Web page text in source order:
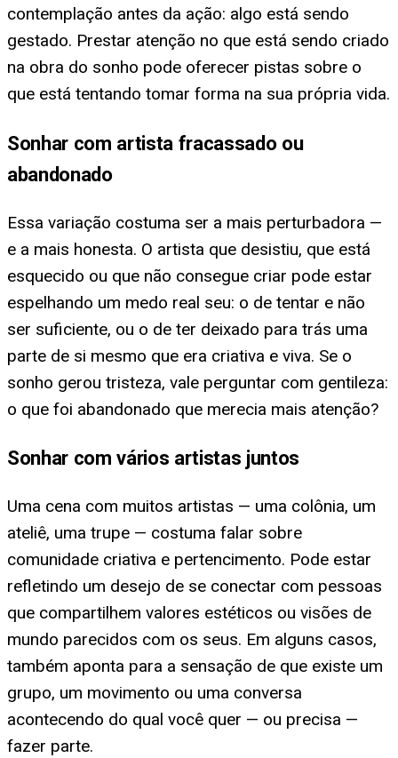
contemplação antes da ação: algo está sendo
gestado. Prestar atenção no que está sendo criado
na obra do sonho pode oferecer pistas sobre o
que está tentando tomar forma na sua própria vida.
Sonhar com artista fracassado ou
abandonado
Essa variação costuma ser a mais perturbadora —
e a mais honesta. O artista que desistiu, que está
esquecido ou que não consegue criar pode estar
espelhando um medo real seu: o de tentar e não
ser suficiente, ou o de ter deixado para trás uma
parte de si mesmo que era criativa e viva. Se o
sonho gerou tristeza, vale perguntar com gentileza:
o que foi abandonado que merecia mais atenção?
Sonhar com vários artistas juntos
Uma cena com muitos artistas — uma colônia, um
ateliê, uma trupe — costuma falar sobre
comunidade criativa e pertencimento. Pode estar
refletindo um desejo de se conectar com pessoas
que compartilhem valores estéticos ou visões de
mundo parecidos com os seus. Em alguns casos,
também aponta para a sensação de que existe um
grupo, um movimento ou uma conversa
acontecendo do qual você quer — ou precisa —
fazer parte.